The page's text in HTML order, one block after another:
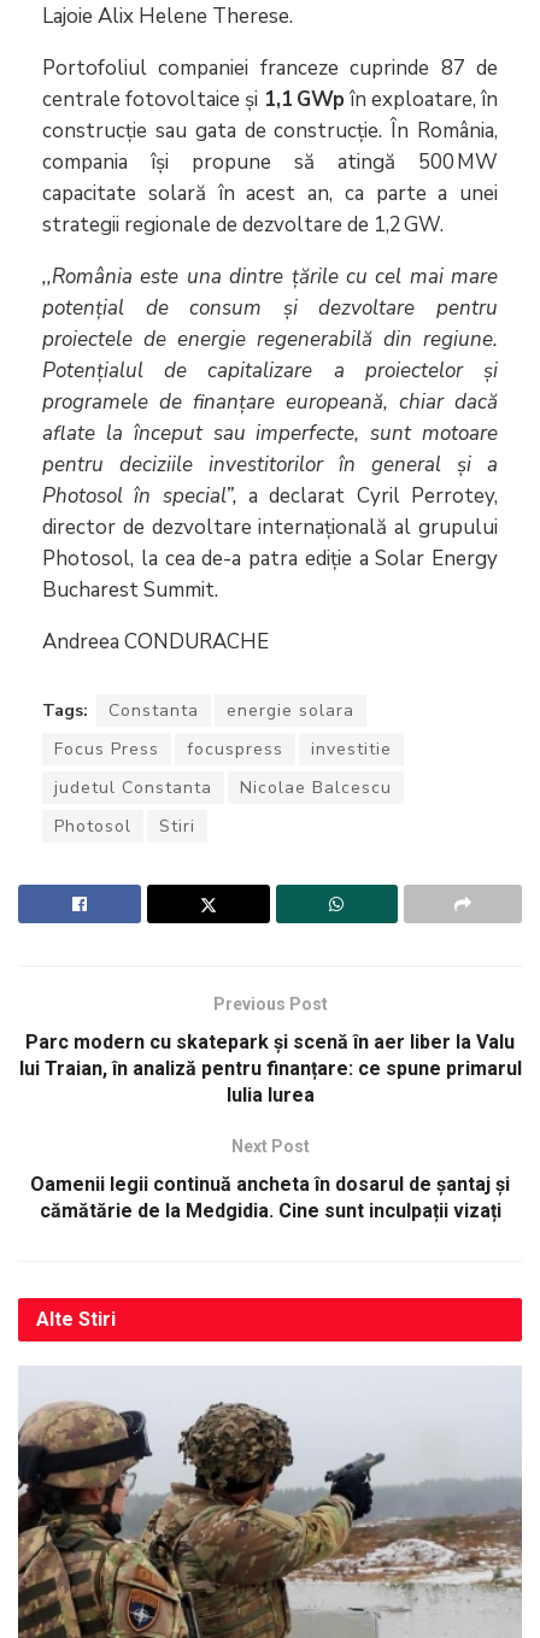
Lajoie Alix Helene Therese.
Portofoliul companiei franceze cuprinde 87 de
centrale fotovoltaice și 1,1 GWpîn exploatare, în
construcție sau gata de construcție. În România,
compania își propune să atingă 500 MW
capacitate solară în acest an, ca parte a unei
strategii regionale de dezvoltare de 1,2 GW.
,,România este una dintre țările cu cel mai mare
potențial de consum și dezvoltare pentru
proiectele de energie regenerabilă din regiune.
Potențialul de capitalizare a proiectelor și
programele de finanțare europeană, chiar dacă
aflate la început sau imperfecte, sunt motoare
pentru deciziile investitorilor în general și a
Photosol în special”, a declarat Cyril Perrotey,
director de dezvoltare internațională al grupului
Photosol, la cea de-a patra ediție a Solar Energy
Bucharest Summit.
Andreea CONDURACHE
Tags: Constanta
energie solara
Focus Press
focuspress
investitie
judetul Constanta
Nicolae Balcescu
Photosol
Stiri
Previous Post
Parc modern cu skatepark și scenă în aer liber la Valu
lui Traian, în analiză pentru finanțare: ce spune primarul
Iulia Iurea
Next Post
Oamenii legii continuă ancheta în dosarul de șantaj și
cămătărie de la Medgidia. Cine sunt inculpații vizați
Alte Stiri